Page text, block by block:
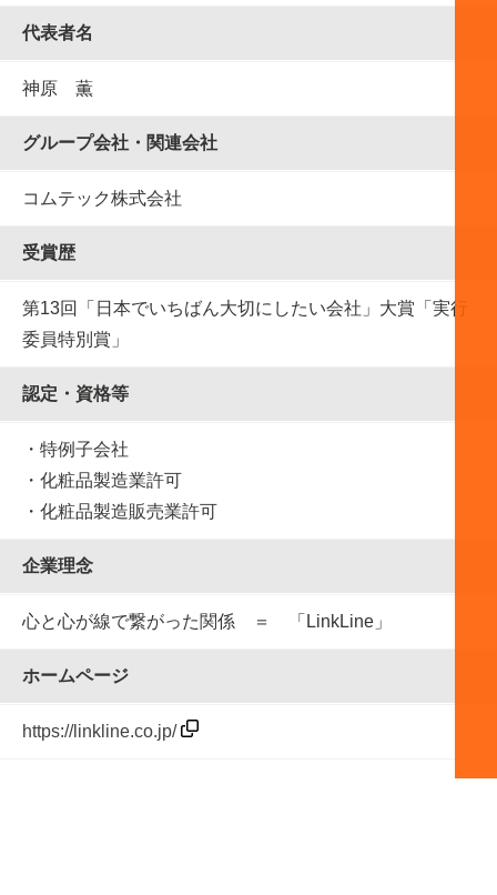
代表者名
神原 薫
グループ会社・関連会社
コムテック株式会社
受賞歴
第13回「日本でいちばん大切にしたい会社」大賞「実行
委員特別賞」
認定・資格等
・特例子会社
・化粧品製造業許可
・化粧品製造販売業許可
企業理念
心と心が線で繋がった関係 ＝ 「LinkLine」
ホームページ
https://linkline.co.jp/